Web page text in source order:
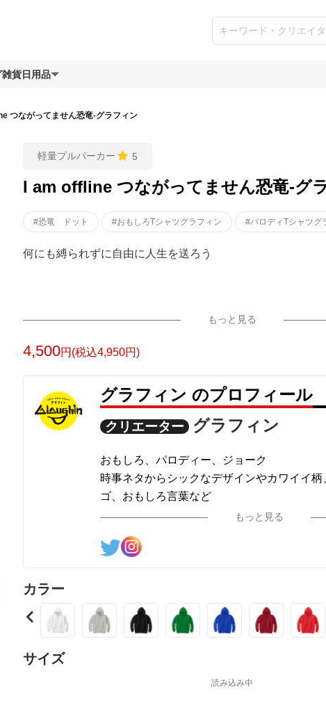
雑貨日用品
つながってません恐竜-グラフィン
軽量プルパーカー 5
I am offline つながってません恐竜-グ
#恐竜 ドット #おもしろTシャツグラフィン #パロディTシャツグ
何にも縛られずに自由に人生を送ろう
もっと見る
4,500円(税込4,950円)
グラフィン のプロフィール
クリエーター グラフィン
おもしろ、パロディー、ジョーク
時事ネタからシックなデザインやカワイイ柄
ゴ、おもしろ言葉など
様々なデザインを制作しています。
もっと見る
カラー
サイズ